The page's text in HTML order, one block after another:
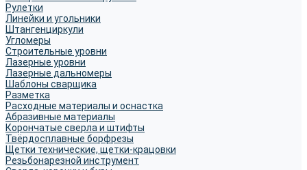
Рулетки
Линейки и угольники
Штангенциркули
Угломеры
Строительные уровни
Лазерные уровни
Лазерные дальномеры
Шаблоны сварщика
Разметка
Расходные материалы и оснастка
Абразивные материалы
Корончатые сверла и штифты
Твёрдосплавные борфрезы
Щетки технические, щетки-крацовки
Резьбонарезной инструмент